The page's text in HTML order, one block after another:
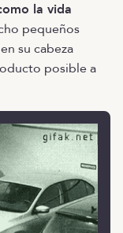
la vida
pequeños
su cabeza
posible a